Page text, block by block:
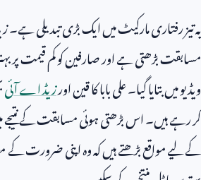
یہ تیز رفتاری مارکیٹ میں ایک بڑی تبدیلی
مسابقت بڑھتی ہے اور صارفین کو کم قیمت پر
ویڈیو میں بتایا گیا۔ علی بابا کا قین اورزیڈ اے آئی
کر رہے ہیں۔ اس بڑھتی ہوئی مسابقت کے نتیجے
کے لیے مواقع بڑھتے ہیں کہ وہ اپنی ضرورت